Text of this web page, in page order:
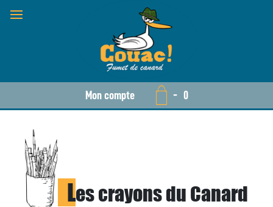
Mon compte - 0
Les crayons du Canard